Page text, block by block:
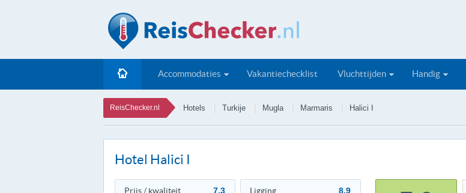
Accommodaties Vakantiechecklist Vluchttijden Handig
ReisChecker.nl Hotels Turkije Mugla Marmaris Halici I
Hotel Halici I
Prijs / kwaliteit 7.3 Ligging 8.9